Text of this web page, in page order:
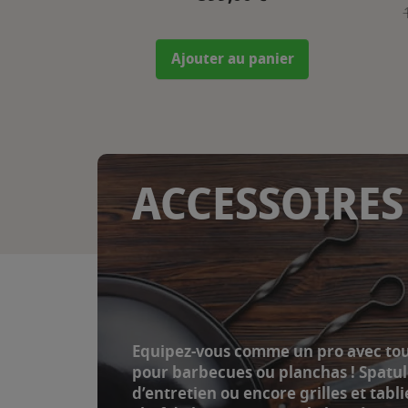
Ajouter au panier
ACCESSOIRES
Equipez-vous comme un pro avec
pour barbecues ou planchas !
d’entretien ou encore grilles et